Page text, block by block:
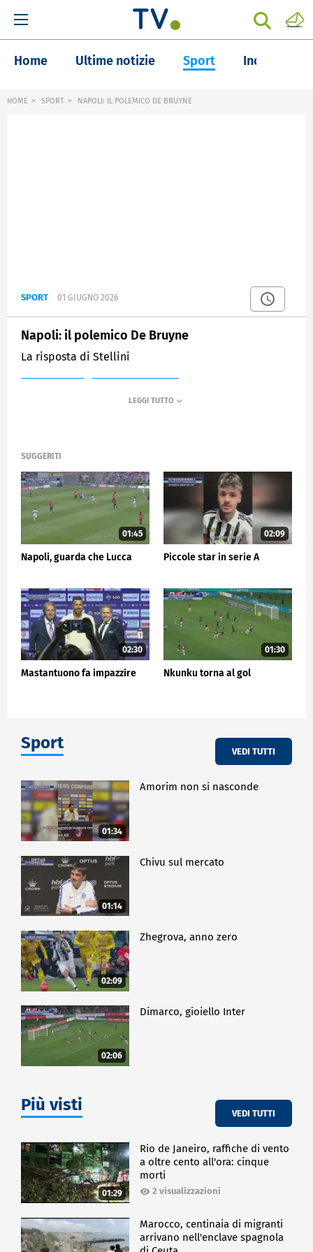
Home Ultime notizie Sport Inchieste
HOME SPORT NAPOLI: IL POLEMICO DE BRUYNE
SPORT 01 GIUGNO 2026
Napoli: il polemico De Bruyne
La risposta di Stellini
SUGGERITI
01:45
Napoli, guarda che Lucca
02:09
Piccole star in serie A
02:30
Mastantuono fa impazzire
01:30
Nkunku torna al gol
Sport VEDI TUTTI
01:34
Amorim non si nasconde
01:14
Chivu sul mercato
02:09
Zhegrova, anno zero
02:06
Dimarco, gioiello Inter
Più visti VEDI TUTTI
01:29
Rio de Janeiro, raffiche di vento
a oltre cento all'ora: cinque
morti
2 visualizzazioni
Marocco, centinaia di migranti
arrivano nell'enclave spagnola